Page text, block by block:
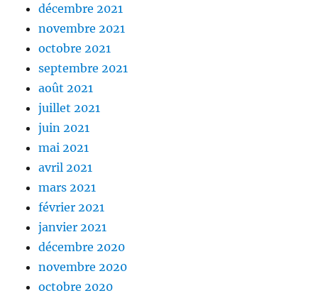
décembre 2021
novembre 2021
octobre 2021
septembre 2021
août 2021
juillet 2021
juin 2021
mai 2021
avril 2021
mars 2021
février 2021
janvier 2021
décembre 2020
novembre 2020
octobre 2020